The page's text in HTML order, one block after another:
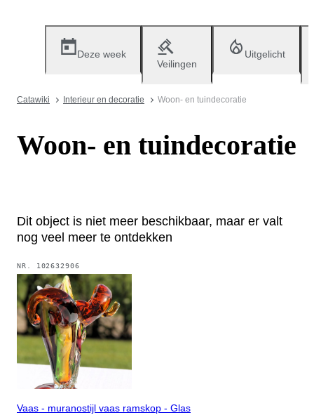
Deze week
Veilingen
Uitgelicht
Catawiki Interieur en decoratie Woon- en tuindecoratie
Woon- en tuindecoratie
Dit object is niet meer beschikbaar, maar er valt
nog veel meer te ontdekken
NR. 102632906
Vaas - muranostijl vaas ramskop - Glas